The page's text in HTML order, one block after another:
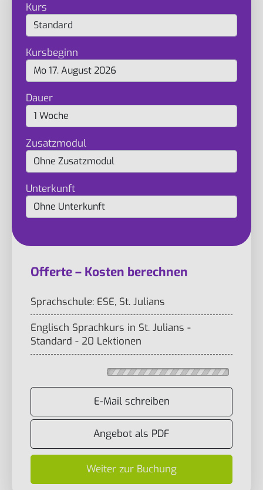
Kurs
Kursbeginn
Dauer
Zusatzmodul
Unterkunft
Offerte – Kosten berechnen
Sprachschule: ESE, St. Julians
Englisch Sprachkurs in St. Julians -
Standard - 20 Lektionen
E-Mail schreiben
Angebot als PDF
Weiter zur Buchung